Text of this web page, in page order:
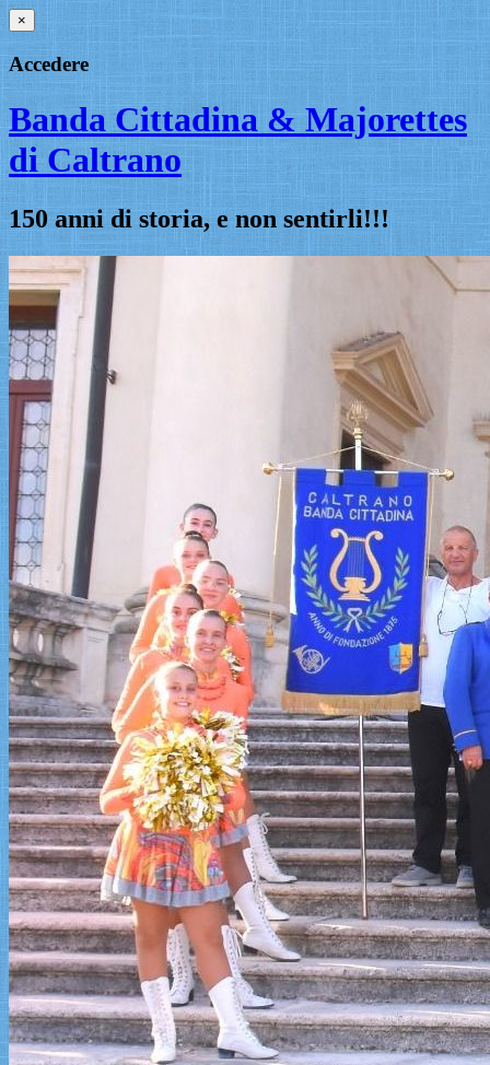
×
Accedere
Banda Cittadina & Majorettes
di Caltrano
150 anni di storia, e non sentirli!!!